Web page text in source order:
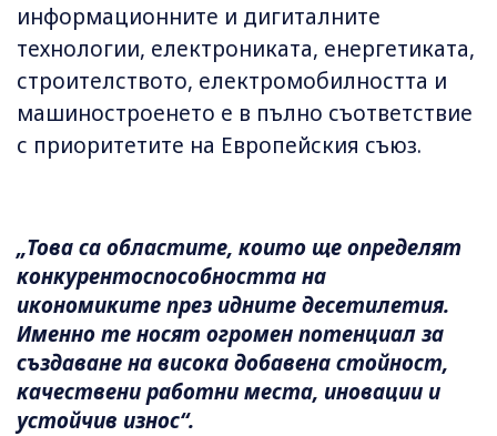
информационните и дигиталните
технологии, електрониката, енергетиката,
строителството, електромобилността и
машиностроенето е в пълно съответствие
с приоритетите на Европейския съюз.
„Това са областите, които ще определят
конкурентоспособността на
икономиките през идните десетилетия.
Именно те носят огромен потенциал за
създаване на висока добавена стойност,
качествени работни места, иновации и
устойчив износ“.